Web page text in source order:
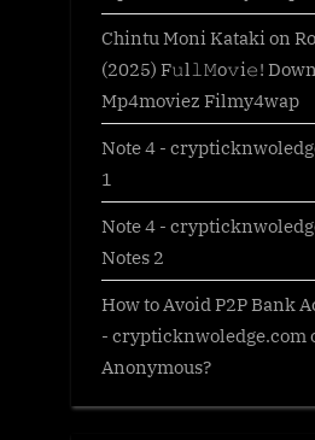
Chintu Moni Kataki on
(2025) F𝚞l𝚕𝙼o𝚟i𝚎!
Mp4moviez Filmy4wap
Note 4 -
1
Note 4 -
Notes 2
How to Avoid P2P Bank
- crypticknwoledge.com
Anonymous?